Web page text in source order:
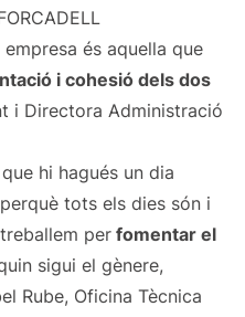
empresa és aquella que
i cohesió dels dos
i Directora Administració
hi hagués un dia
tots els dies són i
per fomentar el
sigui el gènere,
Rube, Oficina Tècnica